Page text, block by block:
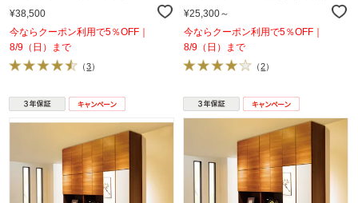
¥38,500
今ならクーポン利用で5％OFF｜
8/9（日）まで
（3）
き） 幅30cm高さ30～80cm
¥25,300～
今ならクーポン利用で5％OFF｜
8/9（日）まで
（2）